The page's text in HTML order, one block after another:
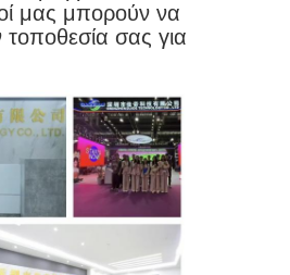
μας μπορούν να
σας για